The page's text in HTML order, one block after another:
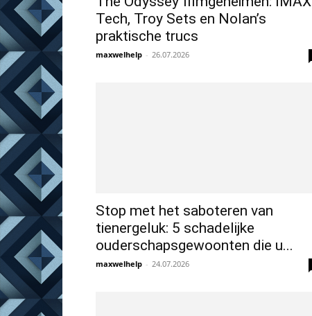
Tech, Troy Sets en Nolan’s
praktische trucs
maxwelhelp - 26.07.2026
Stop met het saboteren van
tienergeluk: 5 schadelijke
ouderschapsgewoonten die u...
maxwelhelp - 24.07.2026